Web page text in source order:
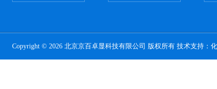
Copyright © 2026 北京京百卓显科技有限公司 版权所有 技术支持：